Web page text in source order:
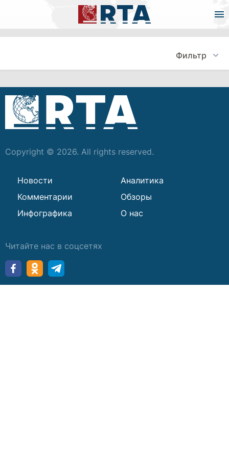
Фильтр
Copyright © 2026. All rights reserved.
Новости
Аналитика
Комментарии
Обзоры
Инфографика
О нас
Читайте нас в соцсетях